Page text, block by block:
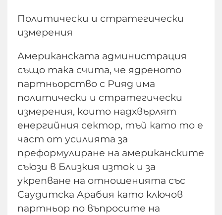
Политически и стратегически
измерения
Американската администрация
също така счита, че ядреното
партньорство с Рияд има
политически и стратегически
измерения, които надхвърлят
енергийния сектор, тъй като то е
част от усилията за
преформулиране на американските
съюзи в Близкия изток и за
укрепване на отношенията със
Саудитска Арабия като ключов
партньор по въпросите на